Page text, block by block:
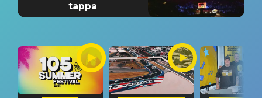
tappa